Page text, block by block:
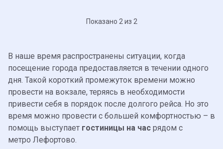
Показано 2 из 2
В наше время распространены ситуации, когда
посещение города предоставляется в течении одного
дня. Такой короткий промежуток времени можно
провести на вокзале, теряясь в необходимости
привести себя в порядок после долгого рейса. Но это
время можно провести с большей комфортностью – в
помощь выступает гостиницы на час рядом с
метро Лефортово.